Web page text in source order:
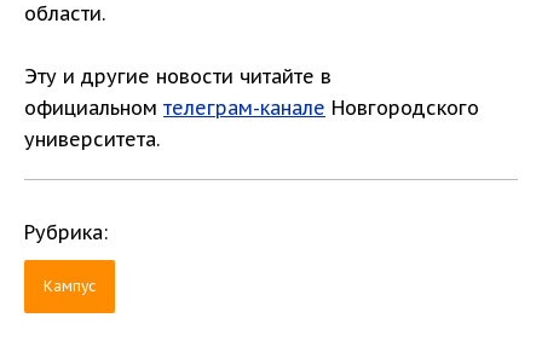
области.
Эту и другие новости читайте в
официальном телеграм-канале Новгородского
университета.
Рубрика:
Кампус